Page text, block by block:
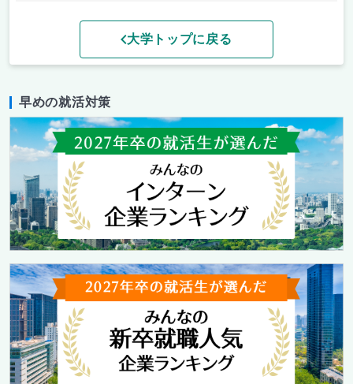
大学トップに戻る
早めの就活対策